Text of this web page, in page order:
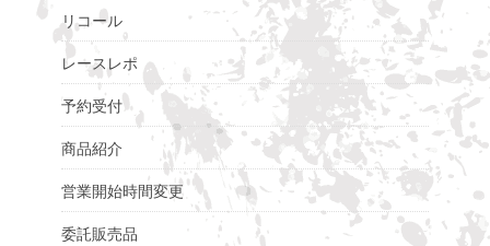
リコール
レースレポ
予約受付
商品紹介
営業開始時間変更
委託販売品